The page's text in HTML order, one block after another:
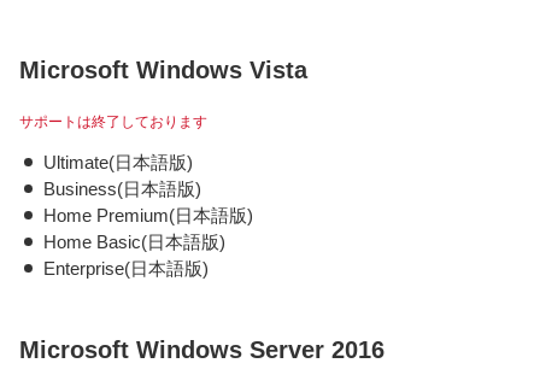
Microsoft Windows Vista
サポートは終了しております
Ultimate(日本語版)
Business(日本語版)
Home Premium(日本語版)
Home Basic(日本語版)
Enterprise(日本語版)
Microsoft Windows Server 2016